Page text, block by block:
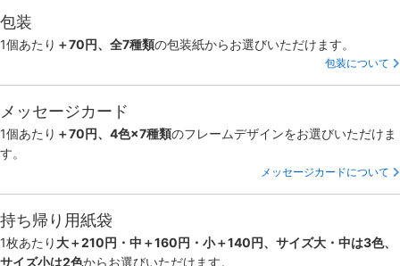
包装
1個あたり ＋70円、全7種類の包装紙からお選びいただけます。
包装について
メッセージカード
1個あたり ＋70円、4色×7種類のフレームデザインをお選びいただけま
す。
メッセージカードについて
持ち帰り用紙袋
1枚あたり 大＋210円・中＋160円・小＋140円、サイズ大・中は3色、
サイズ小は2色からお選びいただけます。